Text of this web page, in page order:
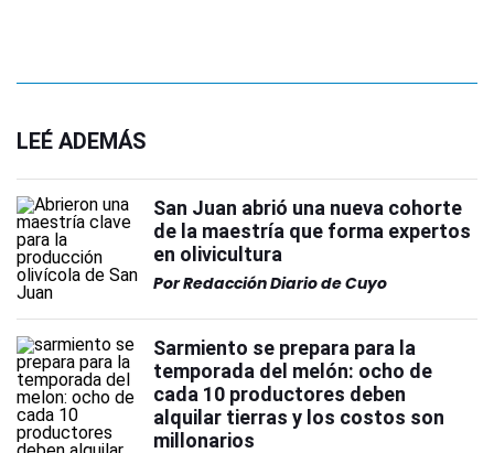
LEÉ ADEMÁS
San Juan abrió una nueva cohorte
de la maestría que forma expertos
en olivicultura
PorRedacción Diario de Cuyo
Sarmiento se prepara para la
temporada del melón: ocho de
cada 10 productores deben
alquilar tierras y los costos son
millonarios